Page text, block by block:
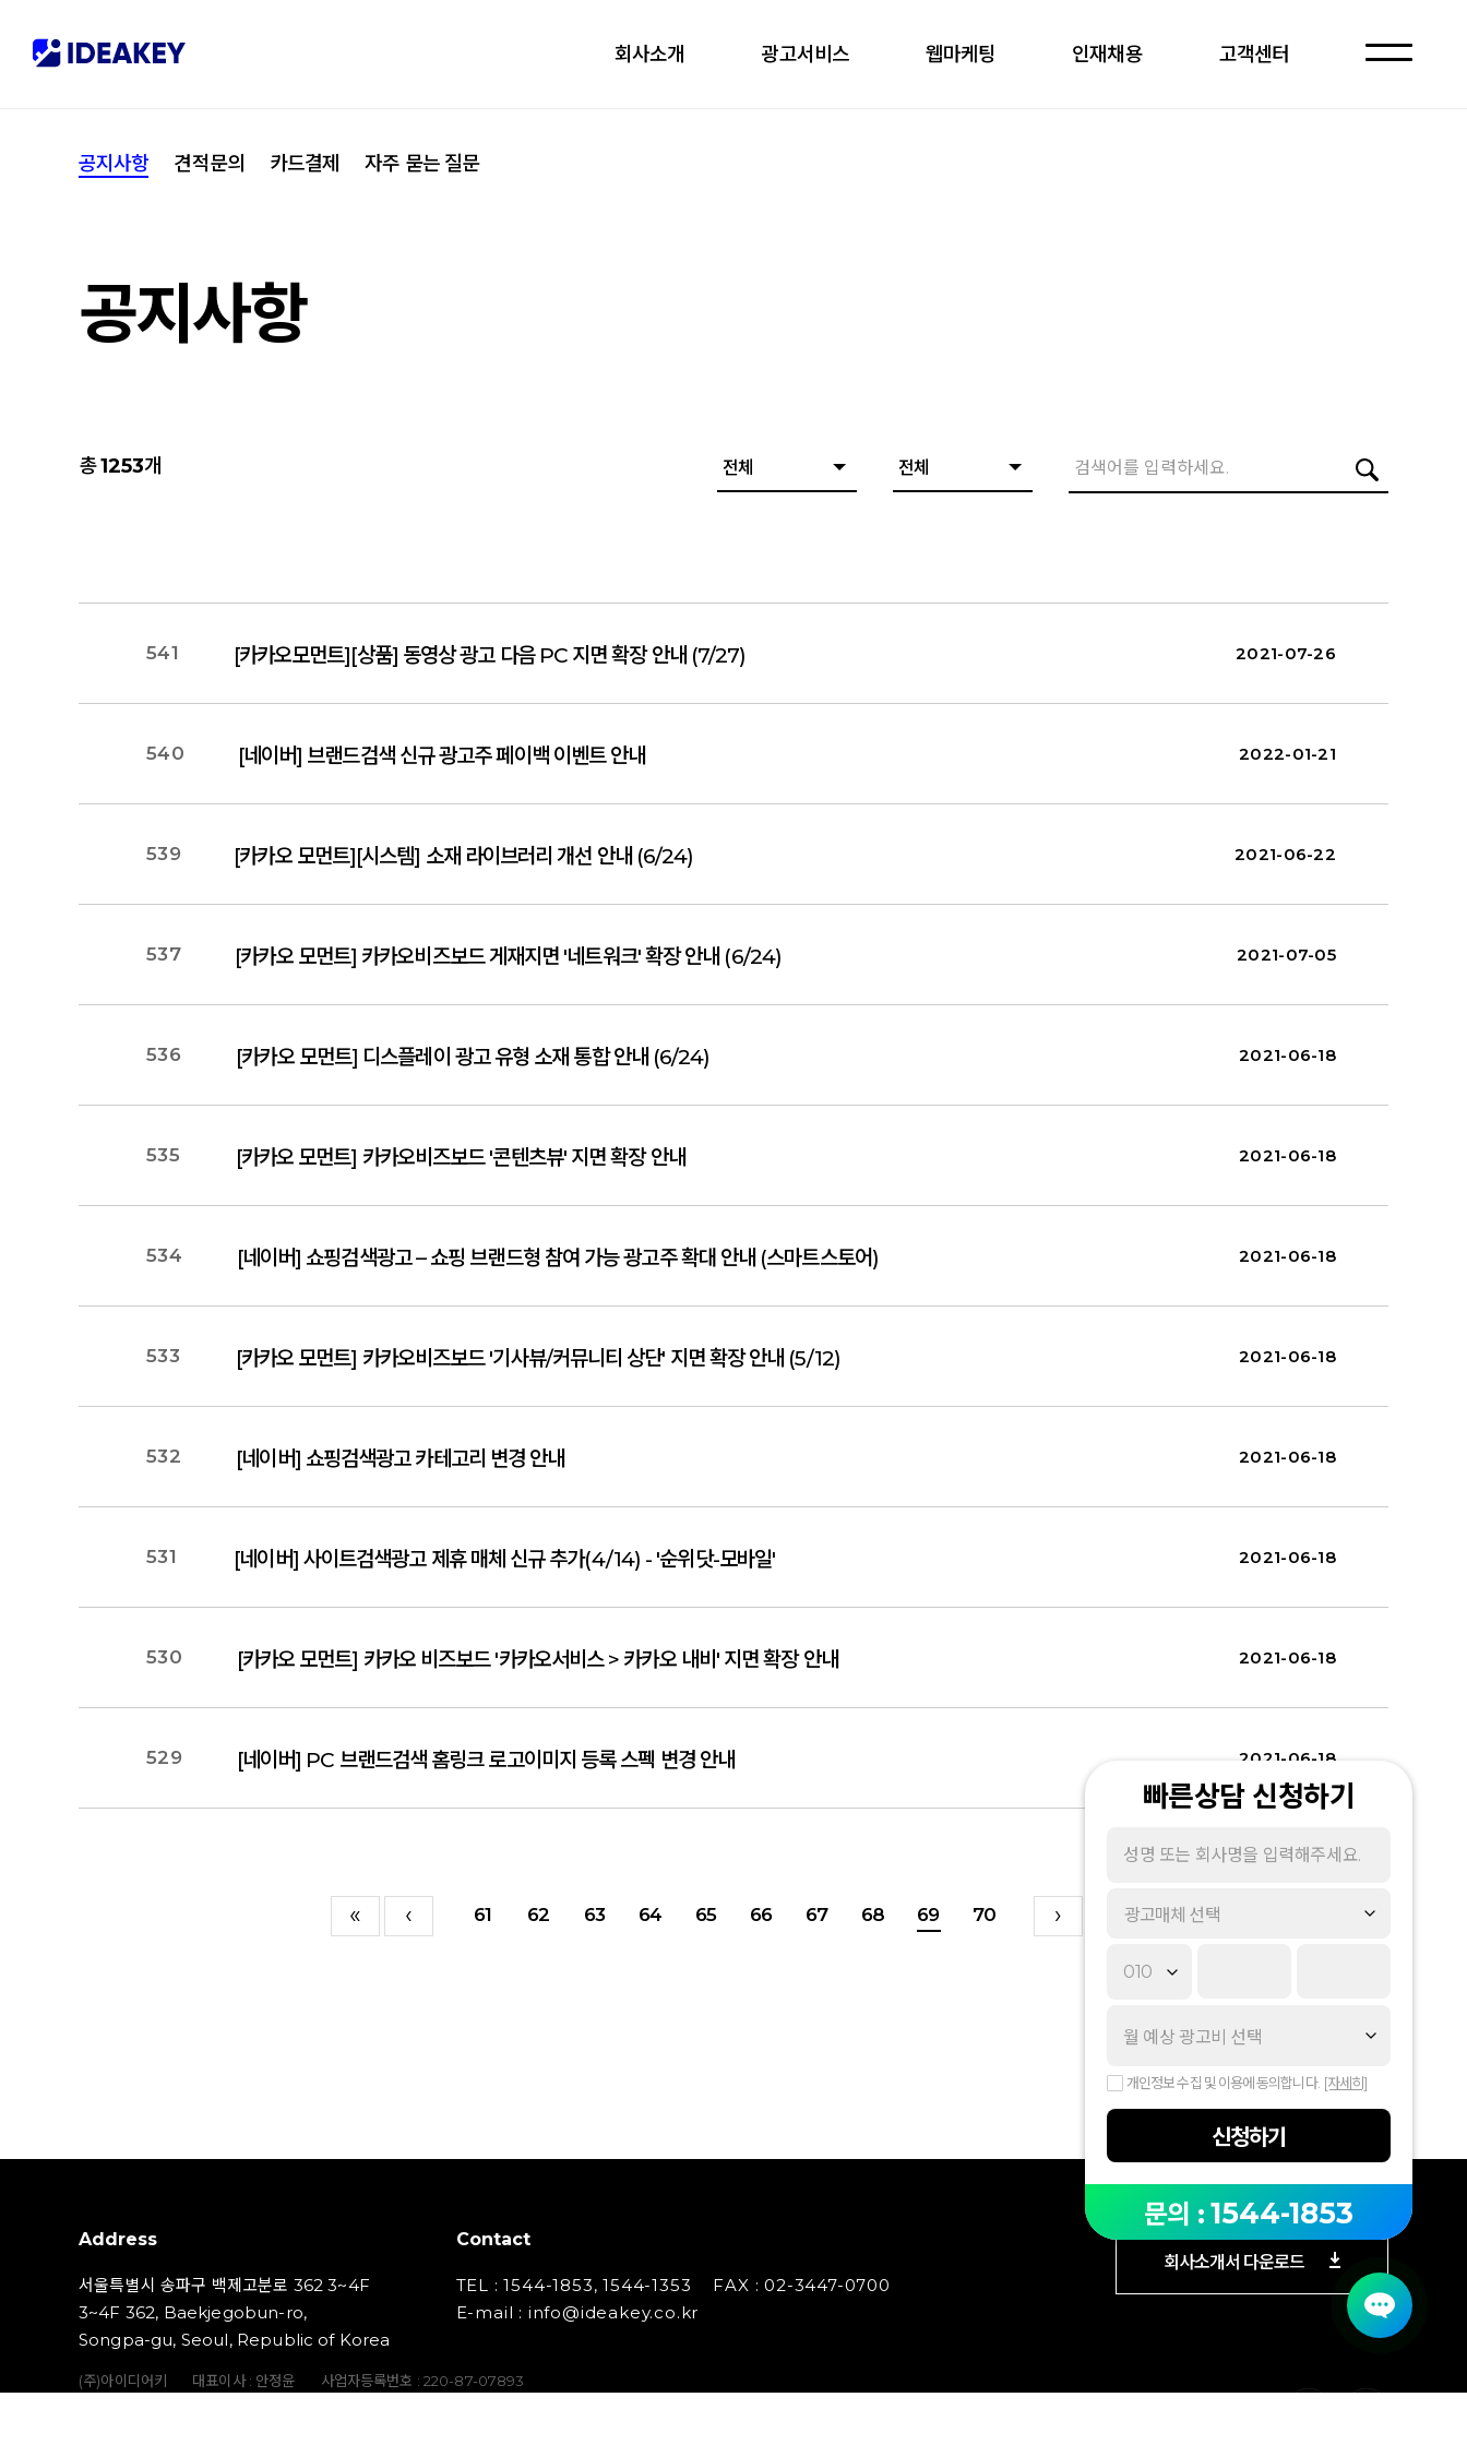
자주 묻는 질문
회사소개 광고서비스 웹마케팅 인재채용 고객센터
빠른상담 신청하기
광고매체 선택
개인정보 수집 및 이용에 동의합니다. [자세히]
신청하기
문의 : 1544-1853
공지사항 견적문의 카드결제 자주 묻는 질문
공지사항
총1253개 전체 전체
541 [카카오모먼트][상품] 동영상 광고 다음 PC 지면 확장 안내 (7/27) 2021-07-26
540 [네이버] 브랜드검색 신규 광고주 페이백 이벤트 안내 2022-01-21
539 [카카오 모먼트][시스템] 소재 라이브러리 개선 안내 (6/24) 2021-06-22
537 [카카오 모먼트] 카카오비즈보드 게재지면 '네트워크' 확장 안내 (6/24) 2021-07-05
536 [카카오 모먼트] 디스플레이 광고 유형 소재 통합 안내 (6/24) 2021-06-18
535 [카카오 모먼트] 카카오비즈보드 '콘텐츠뷰' 지면 확장 안내 2021-06-18
534 [네이버] 쇼핑검색광고 – 쇼핑 브랜드형 참여 가능 광고주 확대 안내 (스마트스토어) 2021-06-18
533 [카카오 모먼트] 카카오비즈보드 '기사뷰/커뮤니티 상단' 지면 확장 안내 (5/12) 2021-06-18
532 [네이버] 쇼핑검색광고 카테고리 변경 안내 2021-06-18
531 [네이버] 사이트검색광고 제휴 매체 신규 추가(4/14) - '순위닷-모바일' 2021-06-18
530 [카카오 모먼트] 카카오 비즈보드 '카카오서비스 > 카카오 내비' 지면 확장 안내 2021-06-18
529 [네이버] PC 브랜드검색 홈링크 로고이미지 등록 스펙 변경 안내 2021-06-18
61 62 63 64 65 66 67 68 69 70
Address
서울특별시 송파구 백제고분로 362 3~4F
3~4F 362, Baekjegobun-ro,
Songpa-gu, Seoul, Republic of Korea
Contact
TEL : 1544-1853, 1544-1353
FAX : 02-3447-0700
E-mail : info@ideakey.co.kr
(주)아이디어키 대표이사 : 안정윤
사업자등록번호 : 220‍-87-07893
회사소개서 다운로드